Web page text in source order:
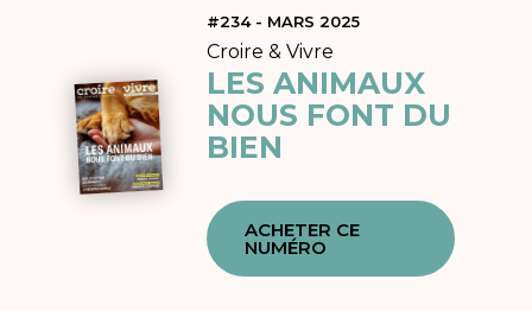
#234 - MARS 2025
Croire & Vivre
LES ANIMAUX
NOUS FONT DU
BIEN
ACHETER CE
NUMÉRO